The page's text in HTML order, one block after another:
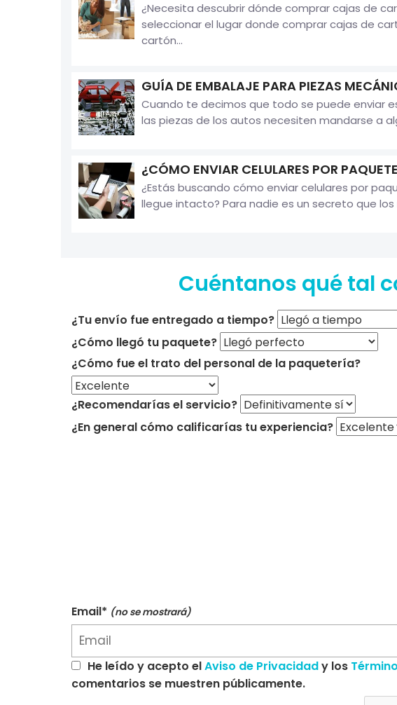
¿Necesita descubrir dónde comprar cajas de
seleccionar el lugar donde comprar cajas de
cartón...
GUÍA DE EMBALAJE PARA PIEZAS
Cuando te decimos que todo se puede enviar
las piezas de los autos necesiten mandarse a
¿CÓMO ENVIAR CELULARES POR
¿Estás buscando cómo enviar celulares por
llegue intacto? Para nadie es un secreto que
Cuéntanos qué tal
¿Tu envío fue entregado a tiempo?
¿Cómo llegó tu paquete?
¿Cómo fue el trato del personal de la paquetería?
¿Recomendarías el servicio?
¿En general cómo calificarías tu experiencia?
Email* (no se mostrará)
He leído y acepto elAviso de Privacidady los
comentarios se muestren públicamente.